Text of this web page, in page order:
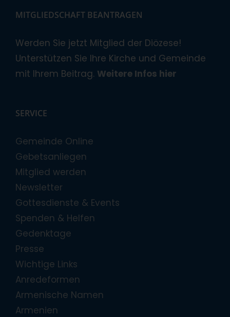
MITGLIEDSCHAFT BEANTRAGEN
Werden Sie jetzt Mitglied der Diözese!
Unterstützen Sie Ihre Kirche und Gemeinde
mit Ihrem Beitrag. Weitere Infos hier
SERVICE
Gemeinde Online
Gebetsanliegen
Mitglied werden
Newsletter
Gottesdienste & Events
Spenden & Helfen
Gedenktage
Presse
Wichtige Links
Anredeformen
Armenische Namen
Armenien